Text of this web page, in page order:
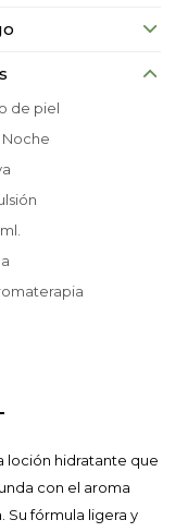
de piel
Noche
loción hidratante que
con el aroma
Su fórmula ligera y